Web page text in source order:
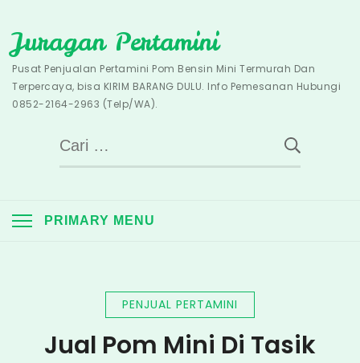
to
content
Juragan Pertamini
Pusat Penjualan Pertamini Pom Bensin Mini Termurah Dan
Terpercaya, bisa KIRIM BARANG DULU. Info Pemesanan Hubungi
0852-2164-2963 (Telp/WA).
Cari
untuk:
PRIMARY MENU
PENJUAL PERTAMINI
Jual Pom Mini Di Tasik